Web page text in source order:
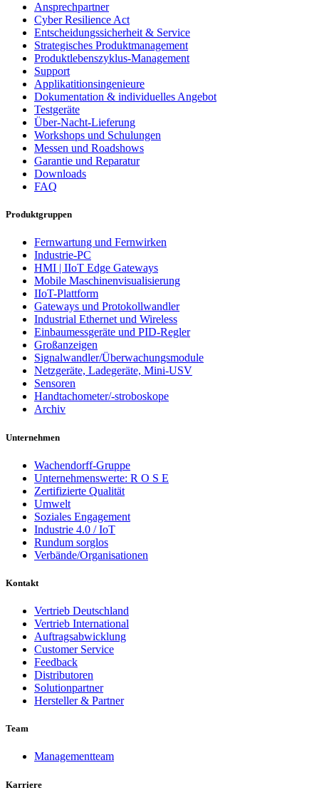
Ansprechpartner
Cyber Resilience Act
Entscheidungssicherheit & Service
Strategisches Produktmanagement
Produktlebenszyklus-Management
Support
Applikatitionsingenieure
Dokumentation & individuelles Angebot
Testgeräte
Über-Nacht-Lieferung
Workshops und Schulungen
Messen und Roadshows
Garantie und Reparatur
Downloads
FAQ
Produktgruppen
Fernwartung und Fernwirken
Industrie-PC
HMI | IIoT Edge Gateways
Mobile Maschinenvisualisierung
IIoT-Plattform
Gateways und Protokollwandler
Industrial Ethernet und Wireless
Einbaumessgeräte und PID-Regler
Großanzeigen
Signalwandler/Überwachungsmodule
Netzgeräte, Ladegeräte, Mini-USV
Sensoren
Handtachometer/-stroboskope
Archiv
Unternehmen
Wachendorff-Gruppe
Unternehmenswerte: R O S E
Zertifizierte Qualität
Umwelt
Soziales Engagement
Industrie 4.0 / IoT
Rundum sorglos
Verbände/Organisationen
Kontakt
Vertrieb Deutschland
Vertrieb International
Auftragsabwicklung
Customer Service
Feedback
Distributoren
Solutionpartner
Hersteller & Partner
Team
Managementteam
Karriere